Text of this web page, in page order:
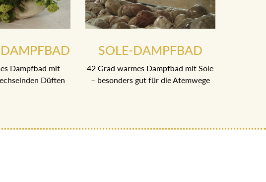
Dampfbad mit
Düften
SOLE-DAMPFBAD
42 Grad warmes Dampfbad mit Sole
– besonders gut für die Atemwege